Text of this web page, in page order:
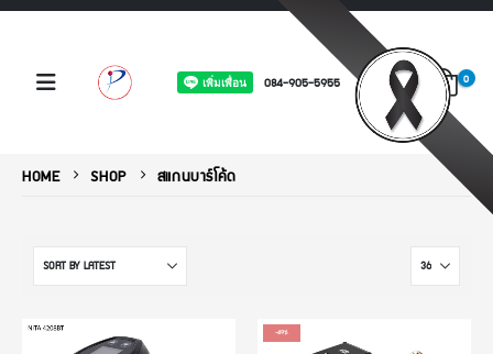
084-905-5955 0
HOME SHOP สแกนบาร์โค้ด
-49%